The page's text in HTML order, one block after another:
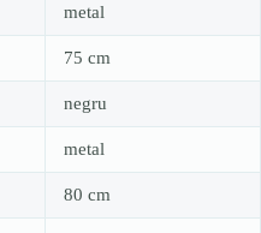
metal
75 cm
negru
metal
80 cm